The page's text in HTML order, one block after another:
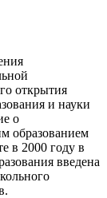
открытия
и науки
о
образованием
в 2000 году в
введена